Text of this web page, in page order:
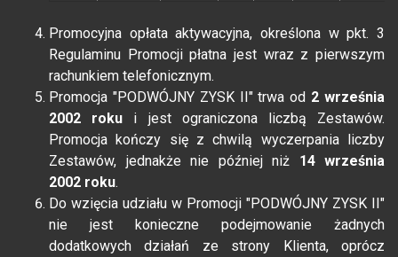
Promocyjna opłata aktywacyjna, określona w pkt. 3
Regulaminu Promocji płatna jest wraz z pierwszym
rachunkiem telefonicznym.
Promocja "PODWÓJNY ZYSK II" trwa od 2 września
2002 roku i jest ograniczona liczbą Zestawów.
Promocja kończy się z chwilą wyczerpania liczby
Zestawów, jednakże nie później niż 14 września
2002 roku.
Do wzięcia udziału w Promocji "PODWÓJNY ZYSK II"
nie jest konieczne podejmowanie żadnych
dodatkowych działań ze strony Klienta, oprócz